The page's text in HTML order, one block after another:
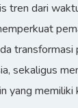
tren dari
transformasi
sekaligus
yang memiliki